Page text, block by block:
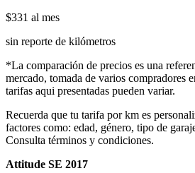
$331 al mes
sin reporte de kilómetros
*La comparación de precios es una
mercado, tomada de varios compradores
tarifas aqui presentadas pueden variar.
Recuerda que tu tarifa por km es
factores como: edad, género, tipo de
Consulta términos y condiciones.
Attitude SE 2017